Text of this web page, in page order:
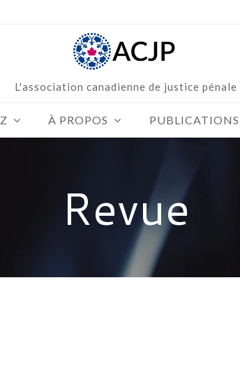
L'association canadienne de justice pénale
À PROPOS PUBLICATIONS
Revue